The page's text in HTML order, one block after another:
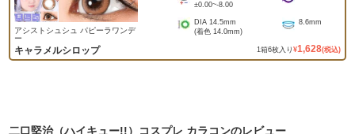
アシストシュシュ パピーラワンデ
ー
キャラメルシロップ
±0.00~-8.00
DIA 14.5mm
(着色 14.0mm)
8.6mm
1箱6枚入り ¥1,628(税込)
二口堅治（ハイキュー!!）コスプレ カラコンのレビュー